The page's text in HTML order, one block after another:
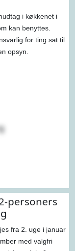
i køkkenet i
kan benyttes.
for ting sat til
opsyn.
personers
fra 2. uge i januar
med valgfri